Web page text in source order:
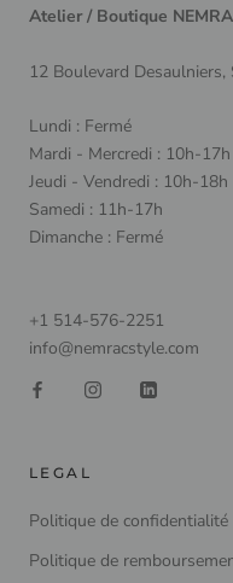
Atelier / Boutique
12 Boulevard
Lundi : Fermé
Mardi - Mercredi : 10h-17h
Jeudi - Vendredi : 10h-18h
Samedi : 11h-17h
Dimanche : Fermé
+1 514-576-2251
info@nemracstyle.com
LEGAL
Politique de confidentialité
Politique de